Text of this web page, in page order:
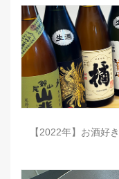
【2022年】お酒好